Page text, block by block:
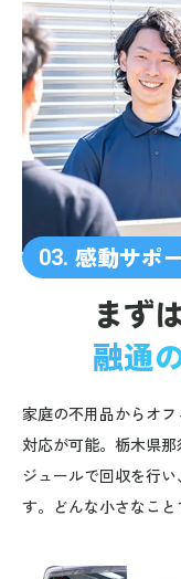
03. 感動サポ
まず
融通
家庭の不用品からオ
対応が可能。栃木県
ジュールで回収を行
す。どんな小さなこと